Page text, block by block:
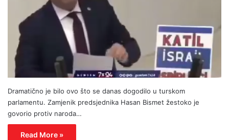
Dramatično je bilo ovo što se danas dogodilo u turskom
parlamentu. Zamjenik predsjednika Hasan Bismet žestoko je
govorio protiv naroda…
Read More »